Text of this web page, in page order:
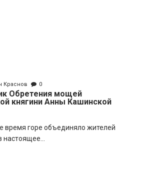
Краснов 0
Обретения мощей
княгини Анны Кашинской
время горе объединяло жителей
настоящее...